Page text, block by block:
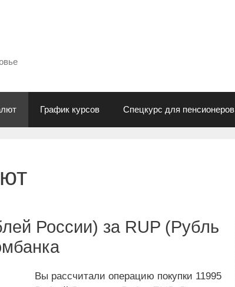
График курсов Спецкурс для пенсионеров
России) за RUP (Рубль
Вы рассчитали операцию покупки 11995